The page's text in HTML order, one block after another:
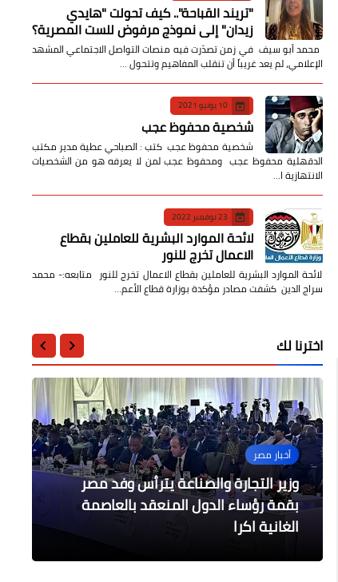
​"تريند القباحة".. كيف تحولت "هايدي
زيدان" إلى نموذج مرفوض للست المصرية؟
​ محمد أبو سيف ​في زمن تصدّرت فيه منصات التواصل الاجتماعي المشهد
الإعلامي، لم يعد غريباً أن تنقلب المفاهيم وتتحول …
10 يونيو 2021
شخصية محفوظ عجب
شخصية محفوظ عجب كتب : الصباحي عطية مدير مكتب
الدقهلية محفوظ عجب ومحفوظ عجب لمن لا يعرفه هو من الشخصيات
الانتهازية ا…
23 نوفمبر 2022
لائحة الموارد البشرية للعاملين بقطاع
الاعمال تخرج للنور
لائحة الموارد البشرية للعاملين بقطاع الاعمال تخرج للنور متابعه:- محمد
سراج الدين كشفت مصادر مؤكدة بوزارة قطاع الأعم…
اخترنا لك
أخبار مصر
وزير التجارة والصناعة يترأس وفد مصر
بقمة رؤساء الدول المنعقد بالعاصمة
الغانية اكرا
محافظات
رحمي يفتتح ثلاث معارض جدد لأهلا
رمضان بالمحلة وسمنود
أخبار مصر
محافظ الجيزة يعاين الأعمال الإنشائية
الجارية
محافظات
عبدربه يفتتح معرض اهلا رمضان بكفر
بالمشط
الرياضة
انتهت القصة - القندوسي يرتدي
القميص الأحمر